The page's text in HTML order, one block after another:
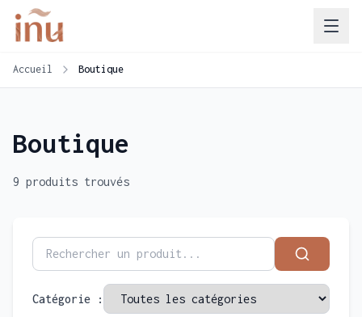
Accueil Boutique
Boutique
9 produits trouvés
Catégorie :